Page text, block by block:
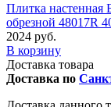
Плитка
обрезной 48017R
2024 руб.
В корзину
Доставка товара
Доставка по